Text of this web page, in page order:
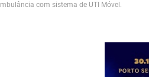
com sistema de UTI Móvel.